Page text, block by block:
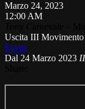
Marzo 24, 2023
12:00 AM
Uscita III Movimento
Event
Dal 24 Marzo 2023